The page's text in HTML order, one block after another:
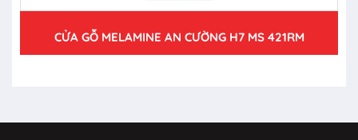
CỬA GỖ MELAMINE AN CƯỜNG H7 MS 421RM